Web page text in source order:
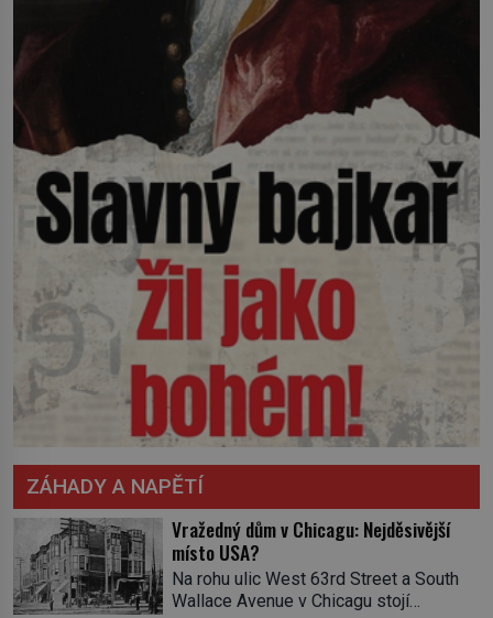
ZÁHADY A NAPĚTÍ
Vražedný dům v Chicagu: Nejděsivější
místo USA?
Na rohu ulic West 63rd Street a South
Wallace Avenue v Chicagu stojí